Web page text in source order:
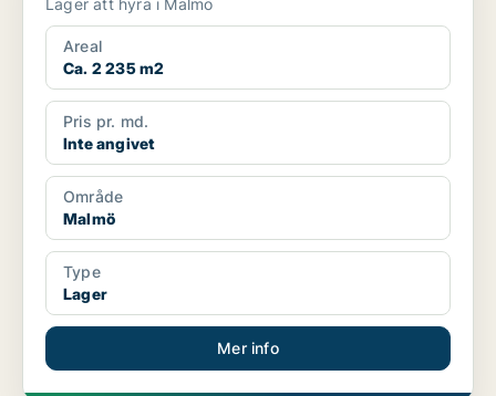
Lager att hyra i Malmö
Areal
Ca. 2 235 m2
Pris pr. md.
Inte angivet
Område
Malmö
Type
Lager
Mer info